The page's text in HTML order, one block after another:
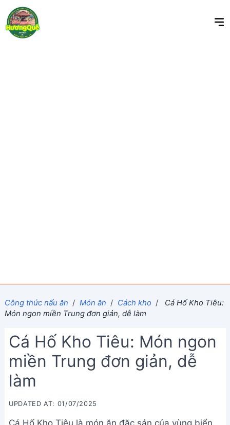
Công thức nấu ăn / Món ăn / Cách kho /
Cá Hố Kho Tiêu:
Món ngon miền Trung đơn giản, dễ làm
Cá Hố Kho Tiêu: Món ngon
miền Trung đơn giản, dễ
làm
UPDATED AT: 01/07/2025
Cá Hố Kho Tiêu là món ăn đặc sản của vùng biển